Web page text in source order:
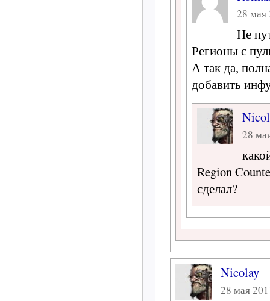
28 мая
Не
Регионы с
А так да,
добавить
28
Region
сделал?
Nicolay
28 мая